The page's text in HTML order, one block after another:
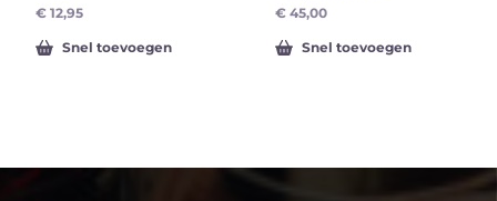
€ 12,95
Snel toevoegen
€ 45,00
Snel toevoegen